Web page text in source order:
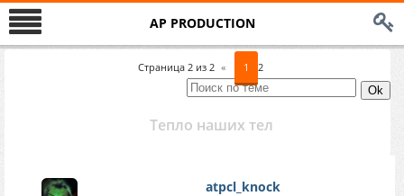
AP PRODUCTION
Страница 2 из 2 « 1 2
Тепло наших тел
atpcl_knock